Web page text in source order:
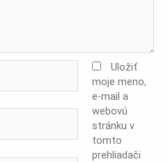
Uložiť
moje meno,
e-mail a
webovú
stránku v
tomto
prehliadači